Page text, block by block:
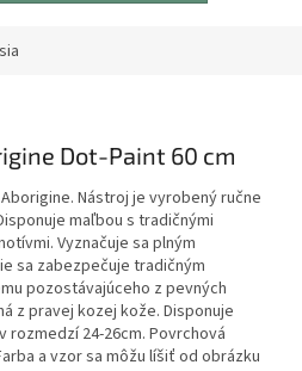
Dot-Paint 60 cm
Nástroj je vyrobený ručne
maľbou s tradičnými
Vyznačuje sa plným
sa zabezpečuje tradičným
pozostávajúceho z pevných
z pravej kozej kože. Disponuje
rozmedzí 24-26cm. Povrchová
a vzor sa môžu líšiť od obrázku